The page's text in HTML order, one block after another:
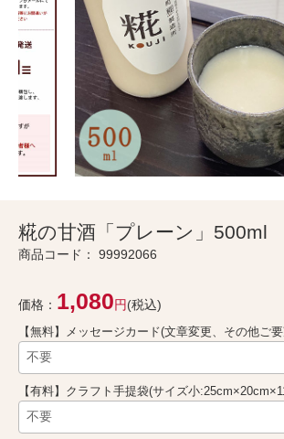
糀の甘酒「プレーン」500ml
商品コード： 99992066
価格： 1,080円(税込)
【無料】メッセージカード(文章変更、その他ご
【有料】クラフト手提袋(サイズ小